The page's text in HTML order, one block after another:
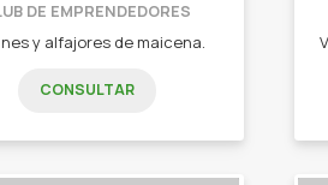
DE EMPRENDEDORES
y alfajores de maicena.
CONSULTAR